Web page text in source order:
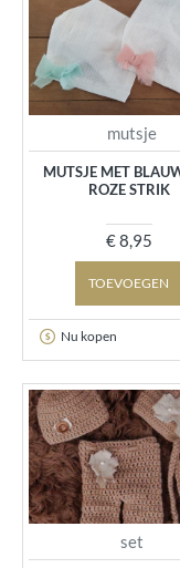
mutsje
MUTSJE MET
ROZE STRIK
€ 8,95
TOEVOEGEN
Nu kopen
set